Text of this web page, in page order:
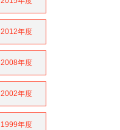
2012年度
2008年度
2002年度
1999年度